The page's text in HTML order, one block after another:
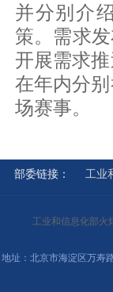
并分别介
策。需求
开展需求
在年内分
场赛事。
部委链接： 工业
工业和信息化部火
地址：北京市海淀区万寿